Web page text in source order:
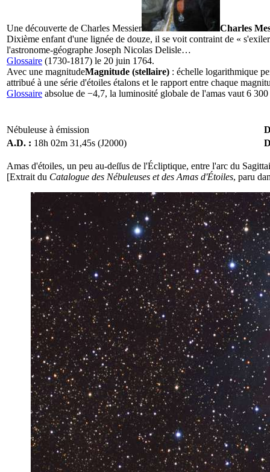
Une découverte de Charles Messier
Charles
Dixième enfant d'une lignée de douze, il se voit contraint de «
l'astronome-géographe Joseph Nicolas Delisle…
Glossaire (1730-1817) le 20 juin 1764.
Avec une magnitudeMagnitude (stellaire) : échelle logarithmique
attribué à une série d'étoiles étalons et le rapport entre chaque
Glossaire absolue de −4,7, la luminosité globale de l'amas vaut 6
Nébuleuse à émission
A.D. : 18h 02m 31,45s (J2000)
Amas d'étoiles, un peu au-deſſus de l'Écliptique, entre l'arc du
[Extrait du Catalogue des Nébuleuses et des Amas d'Étoiles, paru